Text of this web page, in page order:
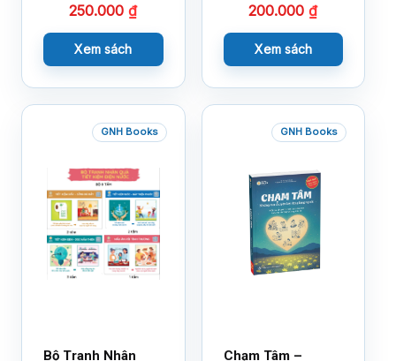
250.000₫
Xem sách
200.000₫
Xem sách
GNH Books
Bộ Tranh Nhân
GNH Books
Chạm Tâm –